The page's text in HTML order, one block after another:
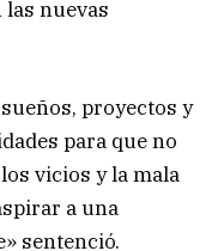
nuevas
proyectos y
para que no
vicios y la mala
a una
sentenció.